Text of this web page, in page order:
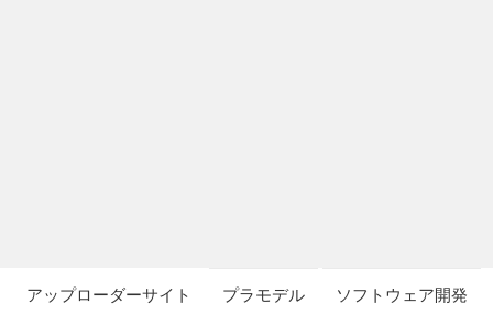
アップローダーサイト プラモデル ソフトウェア開発